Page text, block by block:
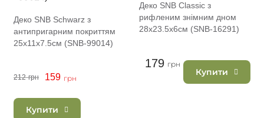
Деко SNB Schwarz з
антипригарним покриттям
25х11х7.5см (SNB-99014)
212 грн 159 грн
Купити
Деко SNB Classic з
рифленим знімним дном
28х23.5х6см (SNB-16291)
179 грн
Купити